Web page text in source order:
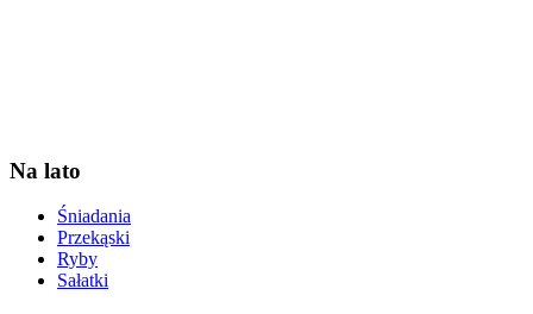
Na lato
Śniadania
Przekąski
Ryby
Sałatki